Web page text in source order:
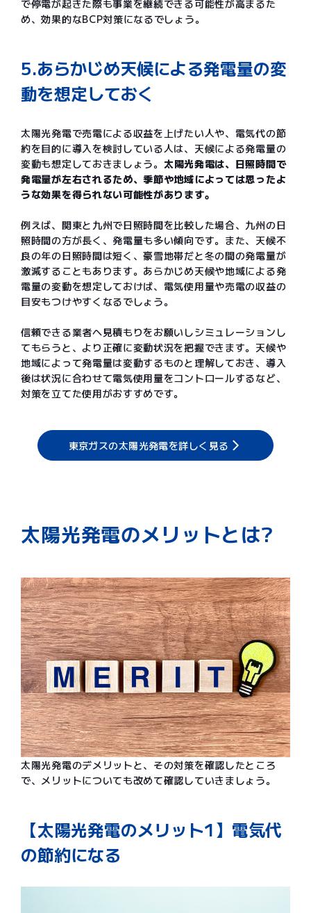
で停電が起きた際も事業を継続できる可能性が高まるた
め、効果的なBCP対策になるでしょう。
5.あらかじめ天候による発電量の変
動を想定しておく
太陽光発電で売電による収益を上げたい人や、電気代の節
約を目的に導入を検討している人は、天候による発電量の
変動も想定しておきましょう。 太陽光発電は、日照時間で
発電量が左右されるため、季節や地域によっては思ったよ
うな効果を得られない可能性があります。
例えば、関東と九州で日照時間を比較した場合、九州の日
照時間の方が長く、発電量も多い傾向です。また、天候不
良の年の日照時間は短く、豪雪地帯だと冬の間の発電量が
激減することもあります。あらかじめ天候や地域による発
電量の変動を想定しておけば、電気使用量や売電の収益の
目安もつけやすくなるでしょう。
信頼できる業者へ見積もりをお願いしシミュレーションし
てもらうと、より正確に変動状況を把握できます。天候や
地域によって発電量は変動するものと理解しておき、導入
後は状況に合わせて電気使用量をコントロールするなど、
対策を立てた使用がおすすめです。
東京ガスの太陽光発電を詳しく見る
太陽光発電のメリットとは?
太陽光発電のデメリットと、その対策を確認したところ
で、メリットについても改めて確認していきましょう。
【太陽光発電のメリット1】電気代
の節約になる